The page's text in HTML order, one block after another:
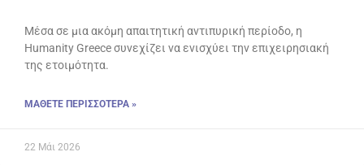
Μέσα σε μια ακόμη απαιτητική αντιπυρική περίοδο, η
Humanity Greece συνεχίζει να ενισχύει την επιχειρησιακή
της ετοιμότητα.
ΜΑΘΕΤΕ ΠΕΡΙΣΣΟΤΕΡΑ »
22 Μάι 2026